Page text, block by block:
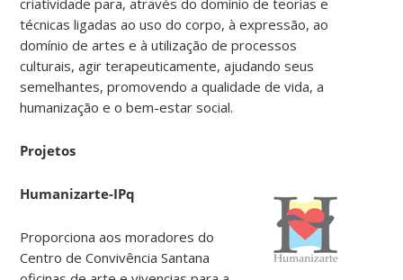
técnicas ligadas ao uso do corpo, à expressão, ao
domínio de artes e à utilização de processos
culturais, agir terapeuticamente, ajudando seus
semelhantes, promovendo a qualidade de vida, a
humanização e o bem-estar social.
Projetos
Humanizarte-IPq
Proporciona aos moradores do
Centro de Convivência Santana